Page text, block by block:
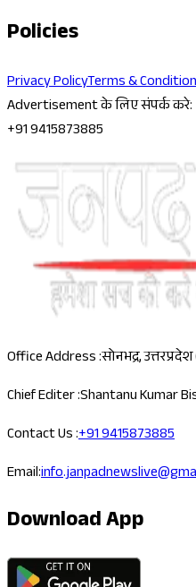
Policies
Privacy PolicyTerms &
Advertisement के लिए संपर्क करे:
+91 9415873885
Office Address :सोनभद्र,
Chief Editer :Shantanu Kumar
Contact Us :+91 9415873885
Email:
Download App